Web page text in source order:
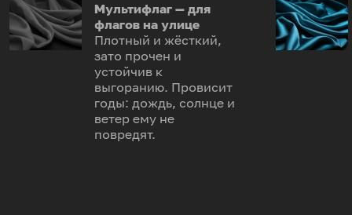
Мультифлаг — для
флагов на улице
Плотный и жёсткий,
зато прочен и
устойчив к
выгоранию. Провисит
годы: дождь, солнце и
ветер ему не
повредят.